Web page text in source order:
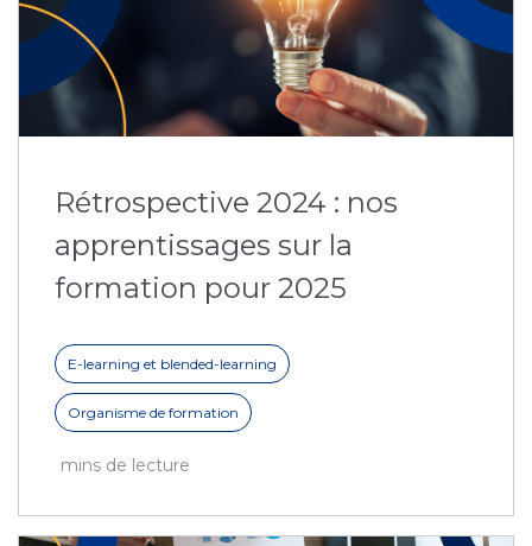
Rétrospective 2024 : nos
apprentissages sur la
formation pour 2025
E-learning et blended-learning
Organisme de formation
mins de lecture